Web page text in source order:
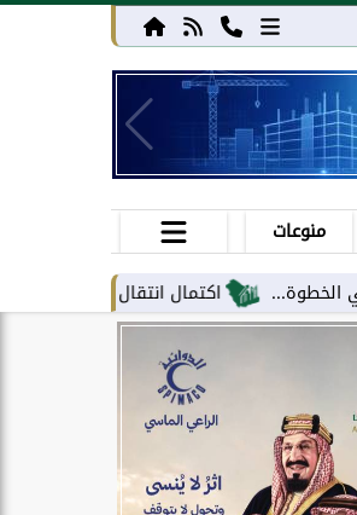
منوعات
اكتمال انتقال مركز معلومات الحج